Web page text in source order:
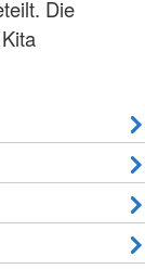
Die